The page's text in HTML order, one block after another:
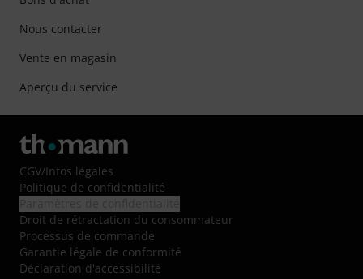
Nous contacter
Vente en magasin
Aperçu du service
CGV/Infos légales
Politique de confidentialité
Droit de rétractation du consommateur
Processus de commande
Garantie légale de conformité
Déclaration d'accessibilité